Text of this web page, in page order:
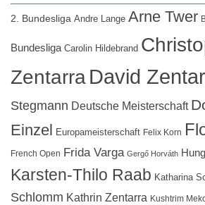
2. Bundesliga Andre Lange Arne Twer
Bundesliga Carolin Hildebrand
ZentarraDavid
Stegmann Deutsche Meisterschaft
Einzel Europameisterschaft Felix Korn
French Open Frida Varga Gergő Horváth
Karsten-Thilo Raab Katharina
Schlomm Kathrin Zentarra Kushtrim